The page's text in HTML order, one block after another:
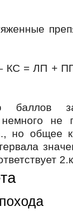
КС = ЛП +
баллов
немного не
но общее